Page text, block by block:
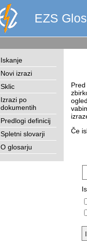
EZS
Iskanje
Novi izrazi
Sklic
Izrazi po
dokumentih
Predlogi definicij
Spletni slovarji
O glosarju
Če